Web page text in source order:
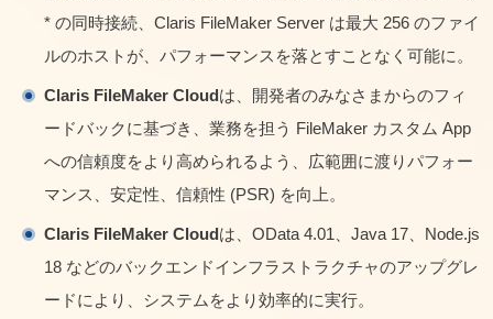
* の同時接続、Claris FileMaker Server は最大 256 のファイ
ルのホストが、パフォーマンスを落とすことなく可能に。
Claris FileMaker Cloudは、開発者のみなさまからのフィ
ードバックに基づき、業務を担う FileMaker カスタム App
への信頼度をより高められるよう、広範囲に渡りパフォー
マンス、安定性、信頼性 (PSR) を向上。
Claris FileMaker Cloudは、OData 4.01、Java 17、Node.js
18 などのバックエンドインフラストラクチャのアップグレ
ードにより、システムをより効率的に実行。